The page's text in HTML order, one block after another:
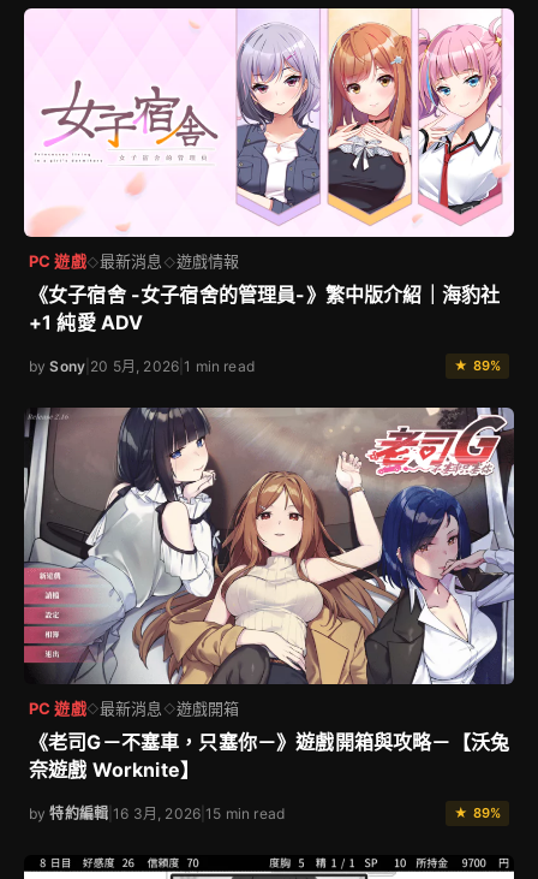
PC 遊戲◇最新消息 ◇遊戲情報
《女子宿舍 -女子宿舍的管理員-》繁中版介紹｜海豹社
+1 純愛 ADV
bySony 20 5月, 2026 |1 min read ★ 89%
PC 遊戲◇最新消息 ◇遊戲開箱
《老司G－不塞車，只塞你－》遊戲開箱與攻略－【沃兔
奈遊戲 Worknite】
by特約編輯 |16 3月, 2026 |15 min read ★ 89%